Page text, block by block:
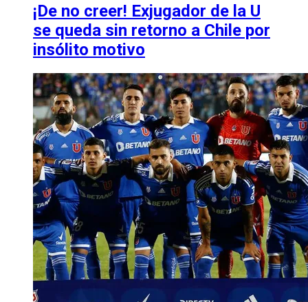
¡De no creer! Exjugador de la U
se queda sin retorno a Chile por
insólito motivo